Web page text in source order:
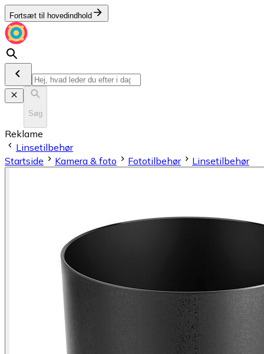
Fortsæt til hovedindhold
Søg
Reklame
Linsetilbehør
Startside
Kamera & foto Fototilbehør Linsetilbehør